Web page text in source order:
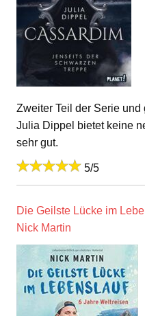
Zweiter Teil der Serie
Julia Dippel bietet keine
sehr gut.
5/5
Die Geilste Lücke im
Nick Martin